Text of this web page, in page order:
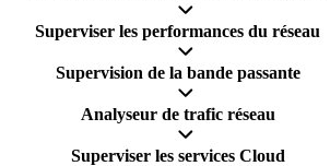
Superviser les performances du réseau
Supervision de la bande passante
Analyseur de trafic réseau
Superviser les services Cloud